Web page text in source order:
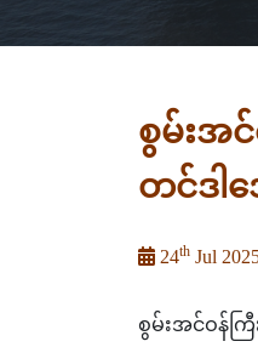
စွမ်းအင်
တင်ဒါအ
24th Jul
စွမ်းအင်ဝန်ကြီ